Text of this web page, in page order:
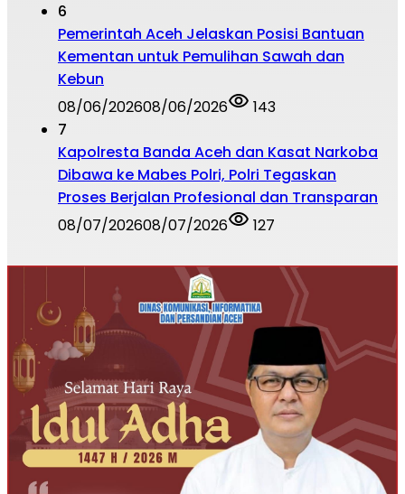
6
Pemerintah Aceh Jelaskan Posisi Bantuan
Kementan untuk Pemulihan Sawah dan
Kebun
08/06/202608/06/2026
143
7
Kapolresta Banda Aceh dan Kasat Narkoba
Dibawa ke Mabes Polri, Polri Tegaskan
Proses Berjalan Profesional dan Transparan
08/07/202608/07/2026 127